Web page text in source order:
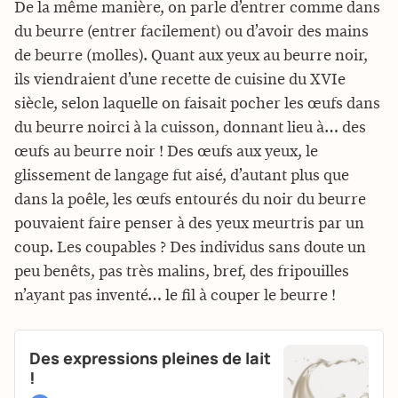
De la même manière, on parle d’entrer comme dans
du beurre (entrer facilement) ou d’avoir des mains
de beurre (molles). Quant aux yeux au beurre noir,
ils viendraient d’une recette de cuisine du XVIe
siècle, selon laquelle on faisait pocher les œufs dans
du beurre noirci à la cuisson, donnant lieu à… des
œufs au beurre noir ! Des œufs aux yeux, le
glissement de langage fut aisé, d’autant plus que
dans la poêle, les œufs entourés du noir du beurre
pouvaient faire penser à des yeux meurtris par un
coup. Les coupables ? Des individus sans doute un
peu benêts, pas très malins, bref, des fripouilles
n’ayant pas inventé… le fil à couper le beurre !
Des expressions pleines de lait
!